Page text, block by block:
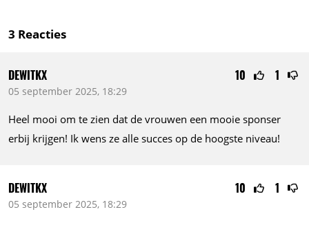
3 Reacties
10 1
DEWITKX
05 september 2025, 18:29
Heel mooi om te zien dat de vrouwen een mooie sponser
erbij krijgen! Ik wens ze alle succes op de hoogste niveau!
10 1
DEWITKX
05 september 2025, 18:29